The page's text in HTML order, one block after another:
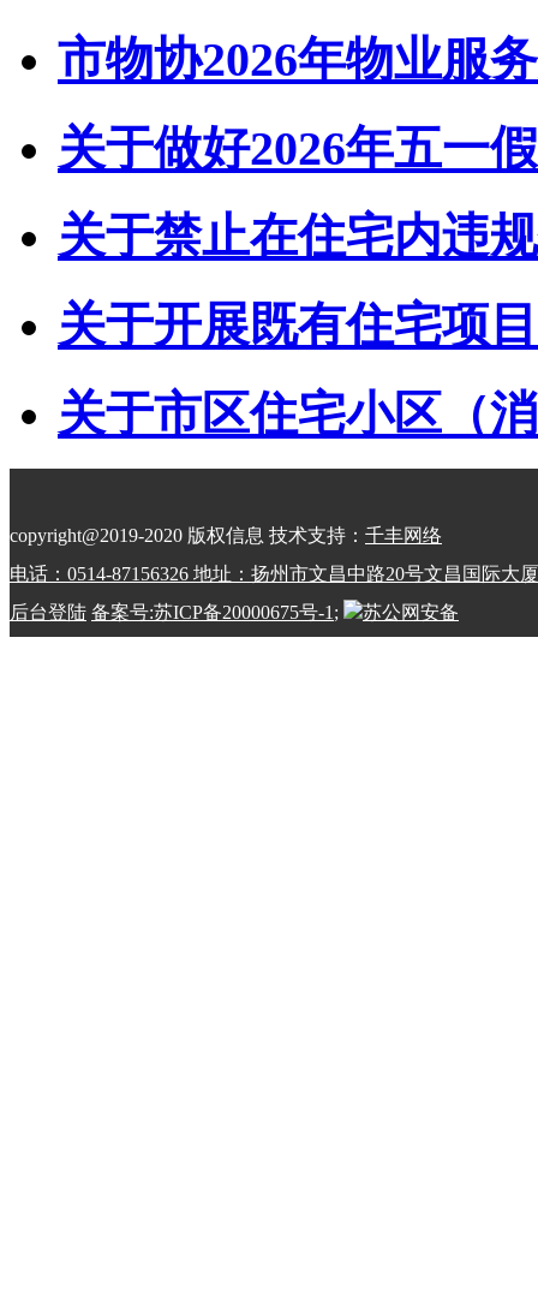
市物协2026年物业服
关于做好2026年五一
关于禁止在住宅内违
关于开展既有住宅项
关于市区住宅小区（
copyright@2019-2020 版权信息 技术支持： 千丰网络
电话：0514-87156326 地址：扬州市文昌中路20号文昌国际大厦
后台登陆 备案号:苏ICP备20000675号-1;
苏公网安备